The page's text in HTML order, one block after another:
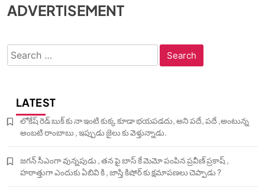
ADVERTISEMENT
Search
for:
LATEST
లోకేష్ రెడ్ బుక్ కు నా ఇంటి కుక్క కూడా భయపడదు, అని పదే, పదే ,అంటున్న
అంబటి రాంబాబు , ఇప్పుడు జైలు కు వెళ్తున్నాడు.
జగన్ సీఎంగా వున్నపుడు , తన పై బాస్ కే మెమో పంపిన ప్రవీణ్ ప్రకాష్ ,
హఠాత్తుగా ఎందుకు ఏబివి కి , జాస్తి కిషోర్ కు క్షమాపణలు చెప్పాడు ?